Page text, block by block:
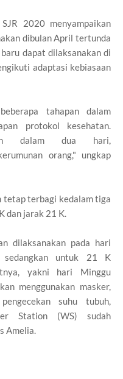
2020 menyampaikan
dibulan April tertunda
dapat dilaksanakan di
adaptasi kebiasaan
tahapan dalam
protokol kesehatan.
dalam dua hari,
orang," ungkap
tetap terbagi kedalam tiga
dan jarak 21 K.
dilaksanakan pada hari
untuk 21 K
yakni hari Minggu
menggunakan masker,
suhu tubuh,
Station (WS) sudah
Amelia.